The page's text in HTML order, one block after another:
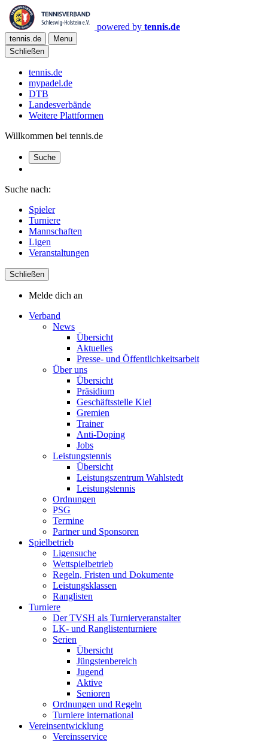
powered by tennis.de
tennis.de
Menu
Schließen
tennis.de
mypadel.de
DTB
Landesverbände
Weitere Plattformen
Willkommen bei tennis.de
Suche
Suche nach:
Spieler
Turniere
Mannschaften
Ligen
Veranstaltungen
Schließen
Melde dich an
Verband
News
Übersicht
Aktuelles
Presse- und Öffentlichkeitsarbeit
Über uns
Übersicht
Präsidium
Geschäftsstelle Kiel
Gremien
Trainer
Anti-Doping
Jobs
Leistungstennis
Übersicht
Leistungszentrum Wahlstedt
Leistungstennis
Ordnungen
PSG
Termine
Partner und Sponsoren
Spielbetrieb
Ligensuche
Wettspielbetrieb
Regeln, Fristen und Dokumente
Leistungsklassen
Ranglisten
Turniere
Der TVSH als Turnierveranstalter
LK- und Ranglistenturniere
Serien
Übersicht
Jüngstenbereich
Jugend
Aktive
Senioren
Ordnungen und Regeln
Turniere international
Vereinsentwicklung
Vereinsservice